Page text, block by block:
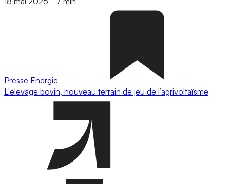
Presse Energie
L'élevage bovin, nouveau terrain de jeu de l’agrivoltaïsme